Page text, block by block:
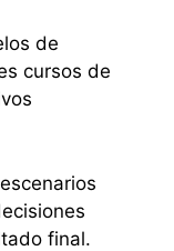
de
cursos de
final.